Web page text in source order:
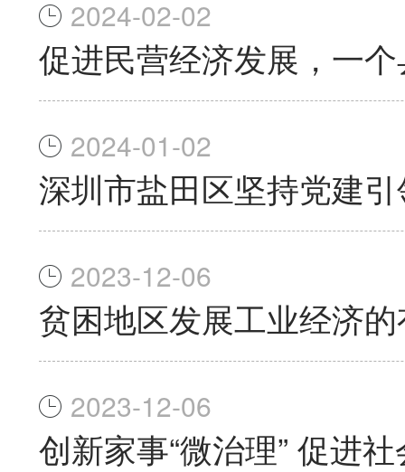
2024-02-02
促进民营经济发展，一
2024-01-02
深圳市盐田区坚持党建
2023-12-06
贫困地区发展工业经济
2023-12-06
创新家事“微治理” 促进社